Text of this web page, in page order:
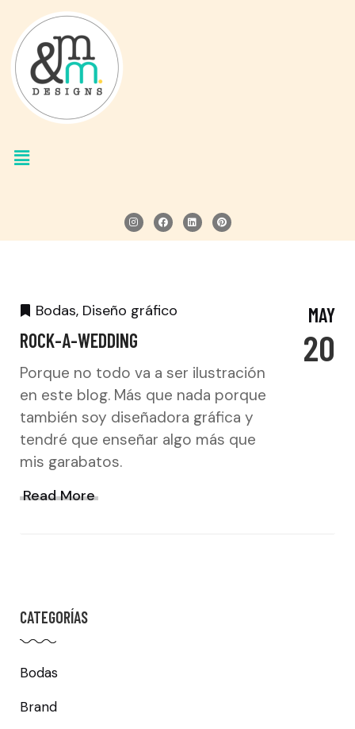
Bodas, Diseño gráfico
ROCK-A-WEDDING
Porque no todo va a ser ilustración
en este blog. Más que nada porque
también soy diseñadora gráfica y
tendré que enseñar algo más que
mis garabatos.
Read More
MAY
20
CATEGORÍAS
Bodas
Brand